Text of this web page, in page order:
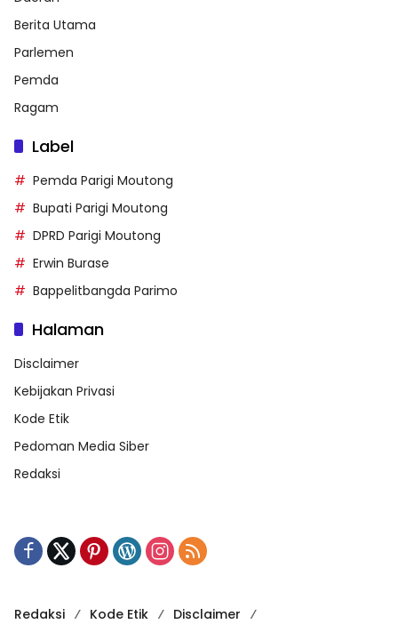
Berita Utama
Parlemen
Pemda
Ragam
Label
Pemda Parigi Moutong
Bupati Parigi Moutong
DPRD Parigi Moutong
Erwin Burase
Bappelitbangda Parimo
Halaman
Disclaimer
Kebijakan Privasi
Kode Etik
Pedoman Media Siber
Redaksi
Redaksi Kode Etik
Disclaimer